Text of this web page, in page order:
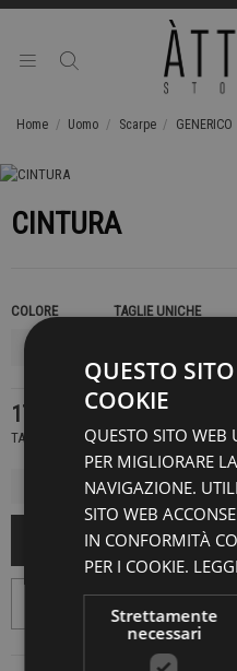
Home Uomo Scarpe GENERICO
CINTURA
COLORE TAGLIE UNICHE
179,00 €
TASSE INCLUSE
QUESTO
COOKIE
QUESTO SITO WEB
PER MIGLIORARE
NAVIGAZIONE.
SITO WEB
IN CONFORMITÀ
PER I COOKIE.
Strettamente
necessari